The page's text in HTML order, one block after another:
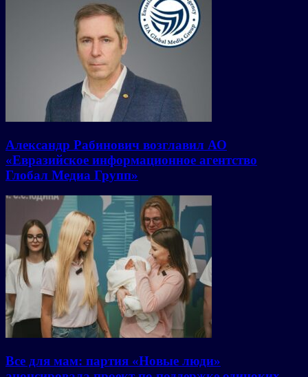
Александр Рабинович возглавил АО
«Евразийское информационное агентство
Глобал Медиа Групп»
Все для мам: партия «Новые люди»